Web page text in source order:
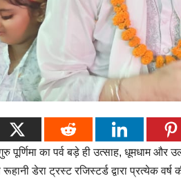
का पर्व बड़े ही उत्साह, धूमधाम और
डेरा ट्रस्ट रजिस्टर्ड द्वारा प्रत्येक वर्ष